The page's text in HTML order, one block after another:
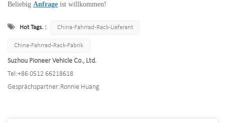
Beliebig Anfrage ist willkommen!
Hot Tags. : China-Fahrrad-Rack-Lieferant
China-Fahrrad-Rack-Fabrik
Suzhou Pioneer Vehicle Co., Ltd.
Tel:+86 0512 66218618
Gesprächspartner:Ronnie Huang